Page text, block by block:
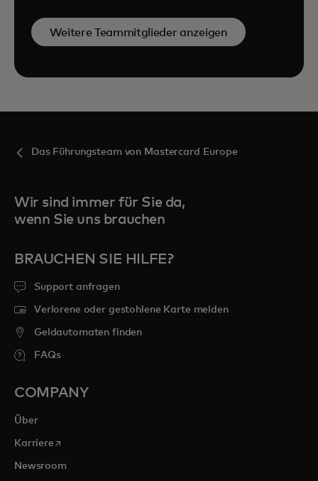
Weitere Teammitglieder anzeigen
Das Führungsteam von Mastercard Europe
Wir sind immer für Sie da,
wenn Sie uns brauchen
BRAUCHEN SIE HILFE?
Support anfragen
Verlorene oder gestohlene Karte melden
Geldautomaten finden
FAQs
COMPANY
Über
Karrierewird in einer neuen Registerkarte geöffnet
Newsroom